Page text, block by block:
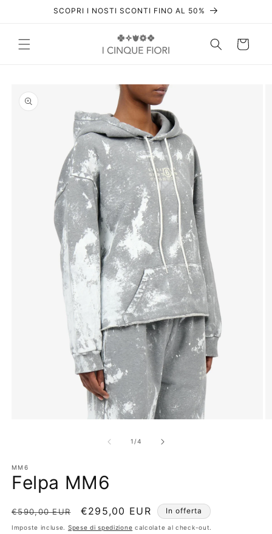
direttamenteSCOPRI I NOSTI SCONTI FINO AL 50%
Carrello
informazioni
sul prodotto
finestra
modale
1/su
4
MM6
Felpa MM6
Prezzo
di
€590,00 EUR
Prezzo
scontato
€295,00 EUR In offerta
Imposte incluse. Spese di spedizione calcolate al check-out.